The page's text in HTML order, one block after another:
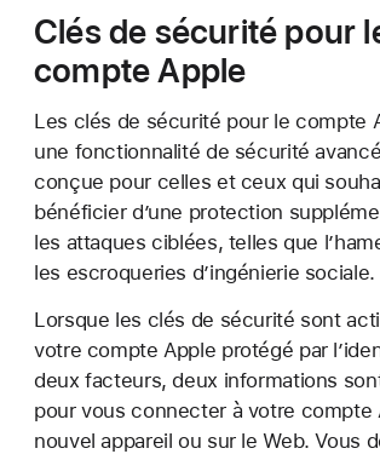
Clés de sécurité pour
compte Apple
Les clés de sécurité pour le compte
une fonctionnalité de sécurité
conçue pour celles et ceux qui
bénéficier d’une protection
les attaques ciblées, telles que
les escroqueries d’ingénierie sociale.
Lorsque les clés de sécurité sont
votre compte Apple protégé par
deux facteurs, deux informations
pour vous connecter à votre compte
nouvel appareil ou sur le Web. Vous